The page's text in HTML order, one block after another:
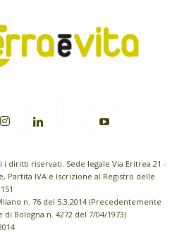
diritti riservati. Sede legale Via Eritrea 21 -
Partita IVA e Iscrizione al Registro delle
n. 76 del 5.3.2014 (Precedentemente
Bologna n. 4272 del 7/04/1973)